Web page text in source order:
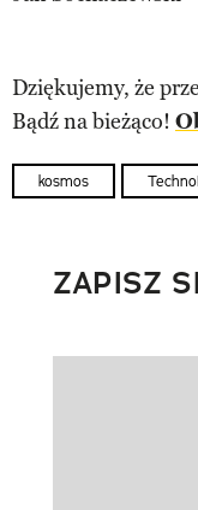
Dziękujemy, że
Bądź na bieżąco!
kosmos
ZAPISZ